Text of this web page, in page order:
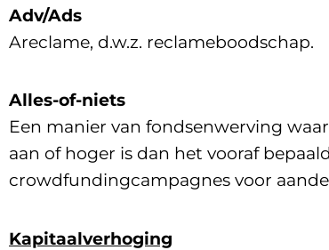
Adv/Ads
Areclame, d.w.z. reclameboodschap.
Alles-of-niets
Een manier van fondsenwerving
aan of hoger is dan het vooraf
crowdfundingcampagnes voor
Kapitaalverhoging